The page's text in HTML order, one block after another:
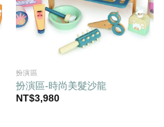
扮演區
扮演區-時尚美髮沙龍
NT$3,980